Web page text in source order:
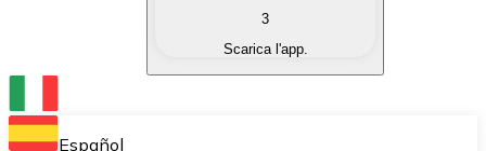
Scambia una criptovaluta con un'altra
Conserva le tue cripto in un Wallet self-custodial.
3
Scarica l'app.
Español